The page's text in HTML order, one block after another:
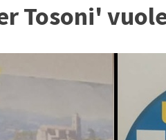
Tosoni'